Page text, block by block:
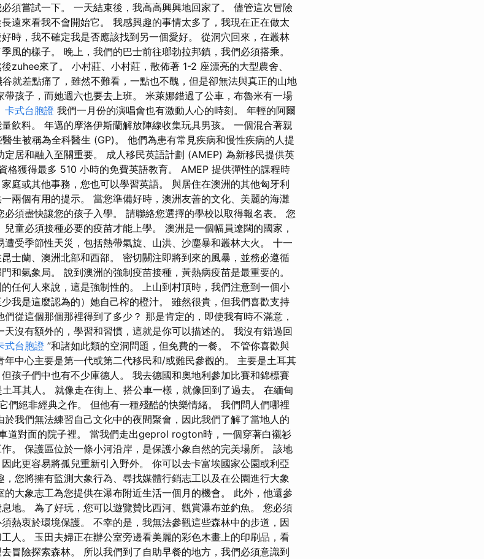
須嘗試一下。 一天結束後，我高高興興地回家了。 儘管這次冒險
遠來看我不會開始它。 我感興趣的事情太多了，我現在正在做太
時，我不確定我是否應該找到另一個愛好。 從洞穴回來，在叢林
風的樣子。 晚上，我們的巴士前往瑯勃拉邦鎮，我們必須搭乘。
zuhee來了。 小村莊、小村莊，散佈著 1-2 座漂亮的大型農舍、
就差點痛了，雖然不難看，一點也不醜，但是卻無法與真正的山地
孩子，而她週六也要去上班。 米萊娜錯過了公車，布魯米有一場
卡式台胞證 我們一月份的演唱會也有激動人心的時刻。 年輕的阿爾
飲料。 年邁的摩洛伊斯蘭解放陣線收集玩具男孩。 一個混合著親
生被稱為全科醫生 (GP)。 他們為患有常見疾病和慢性疾病的人提
居和融入至關重要。 成人移民英語計劃 (AMEP) 為新移民提供英
格獲得最多 510 小時的免費英語教育。 AMEP 提供彈性的課程時
庭或其他事務，您也可以學習英語。 與居住在澳洲的其他匈牙利
兩個有用的提示。 當您準備好時，澳洲友善的文化、美麗的海灘
須盡快讓您的孩子入學。 請聯絡您選擇的學校以取得報名表。 您
童必須接種必要的疫苗才能上學。 澳洲是一個幅員遼闊的國家，
受季節性天災，包括熱帶氣旋、山洪、沙塵暴和叢林大火。 十一
士蘭、澳洲北部和西部。 密切關注即將到來的風暴，並務必遵循
和氣象局。 說到澳洲的強制疫苗接種，黃熱病疫苗是最重要的。
任何人來說，這是強制性的。 上山到村頂時，我們注意到一個小
我是這麼認為的）她自己榨的橙汁。 雖然很貴，但我們喜歡支持
從這個那個那裡得到了多少？ 那是肯定的，即使我有時不滿意，
沒有額外的，學習和習慣，這就是你可以描述的。 我沒有錯過回
式台胞證 ”和諸如此類的空洞問題，但免費的一餐。 不管你喜歡與
中心主要是第一代或第二代移民和/或難民參觀的。 主要是土耳其
孩子們中也有不少庫德人。 我去德國和奧地利參加比賽和錦標賽
耳其人。 就像走在街上、搭公車一樣，就像回到了過去。 在緬甸
絕非經典之作。 但他有一種殘酷的快樂情緒。 我們問人們哪裡
我們無法練習自己文化中的夜間聚會，因此我們了解了當地人的
道對面的院子裡。 當我們走出geprol rogton時，一個穿著白襯衫
。 保護區位於一條小河沿岸，是保護小象自然的完美場所。 該地
此更容易將孤兒重新引入野外。 你可以去卡富埃國家公園或利亞
您將擁有監測大象行為、尋找媒體行銷志工以及在公園進行大象
大象志工為您提供在瀑布附近生活一個月的機會。 此外，他還參
地。 為了好玩，您可以遊覽贊比西河、觀賞瀑布並釣魚。 您必須
熱衷於環境保護。 不幸的是，我無法參觀這些森林中的步道，因
人。 玉田夫婦正在辦公室旁邊看美麗的彩色木畫上的印刷品，看
冒險探索森林。 所以我們到了自助早餐的地方，我們必須意識到